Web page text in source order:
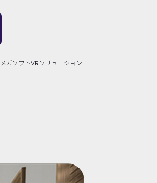
メガソフトVRソリューション